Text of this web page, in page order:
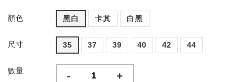
顏色 黑白 卡其 白黑
尺寸 35 37 39 40 42 44
數量 - +